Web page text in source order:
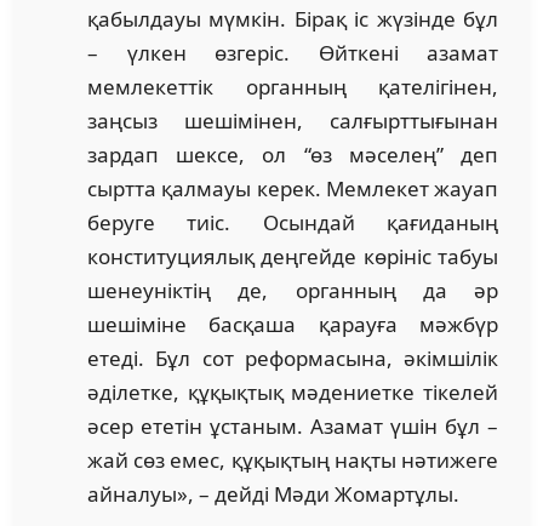
қабылдауы мүмкін. Бірақ іс жүзінде бұл
– үлкен өзгеріс. Өйткені азамат
мемлекеттік органның қателігінен,
заңсыз шешімінен, салғырттығынан
зардап шексе, ол “өз мәселең” деп
сыртта қалмауы керек. Мемлекет жауап
беруге тиіс. Осындай қағиданың
конституциялық деңгейде көрініс табуы
шенеуніктің де, органның да әр
шешіміне басқаша қарауға мәжбүр
етеді. Бұл сот реформасына, әкімшілік
әділетке, құқықтық мәдениетке тікелей
әсер ететін ұстаным. Азамат үшін бұл –
жай сөз емес, құқықтың нақты нәтижеге
айналуы», – дейді Мәди Жомартұлы.